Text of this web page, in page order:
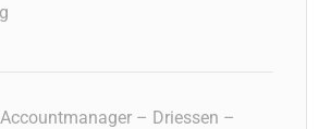
Accountmanager – Driessen –